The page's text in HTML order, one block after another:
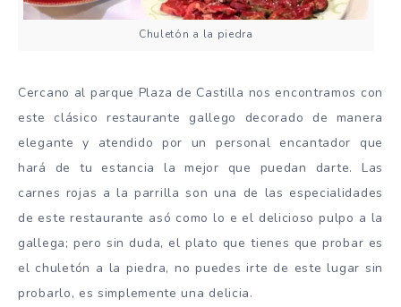
Chuletón a la piedra
Cercano al parque Plaza de Castilla nos encontramos con
este clásico restaurante gallego decorado de manera
elegante y atendido por un personal encantador que
hará de tu estancia la mejor que puedan darte. Las
carnes rojas a la parrilla son una de las especialidades
de este restaurante asó como lo e el delicioso pulpo a la
gallega; pero sin duda, el plato que tienes que probar es
el chuletón a la piedra, no puedes irte de este lugar sin
probarlo, es simplemente una delicia.